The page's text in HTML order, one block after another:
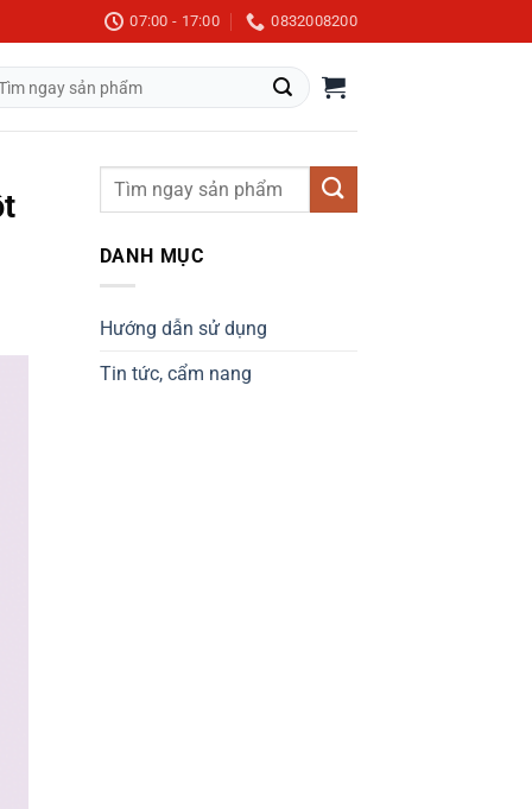
07:00 - 17:00 0832008200
DANH MỤC
Hướng dẫn sử dụng
Tin tức, cẩm nang